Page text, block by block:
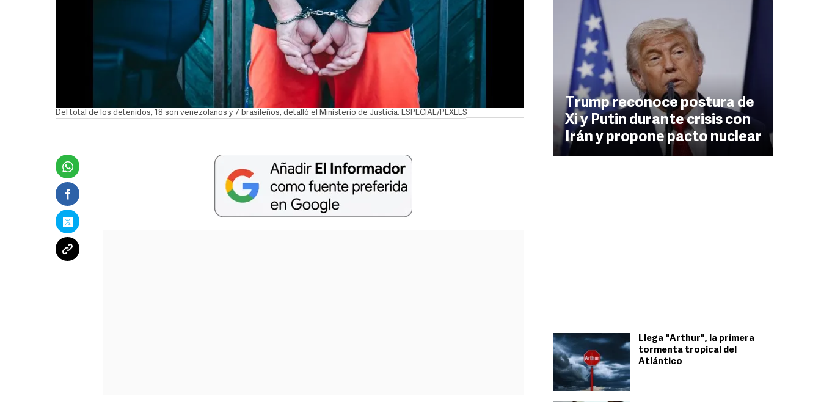
Trump reconoce postura de
Xi y Putin durante crisis con
Irán y propone pacto nuclear
Llega "Arthur", la primera
tormenta tropical del
Atlántico
Del total de los detenidos, 18 son venezolanos y 7 brasileños, detalló el Ministerio de Justicia. ESPECIAL/PEXELS